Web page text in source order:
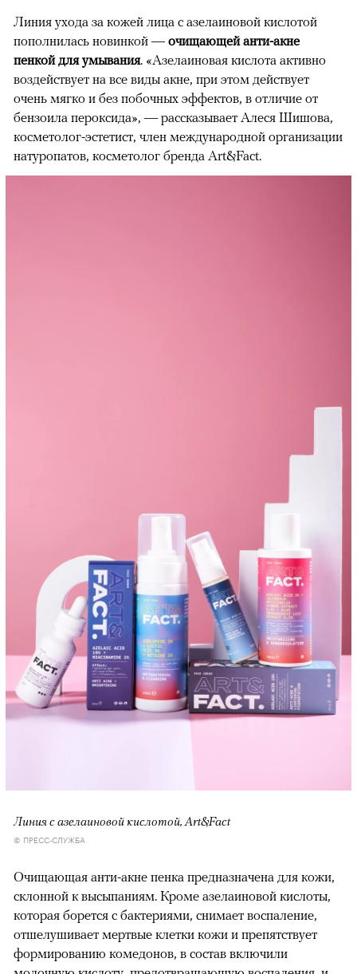
Линия ухода за кожей лица с азелаиновой кислотой
пополнилась новинкой — очищающей анти-акне
пенкой для умывания. «Азелаиновая кислота активно
воздействует на все виды акне, при этом действует
очень мягко и без побочных эффектов, в отличие от
бензоила пероксида», — рассказывает Алеся Шишова,
косметолог-эстетист, член международной организации
натуропатов, косметолог бренда Art&Fact.
Линия с азелаиновой кислотой, Art&Fact
© ПРЕСС-СЛУЖБА
Очищающая анти-акне пенка предназначена для кожи,
склонной к высыпаниям. Кроме азелаиновой кислоты,
которая борется с бактериями, снимает воспаление,
отшелушивает мертвые клетки кожи и препятствует
формированию комедонов, в состав включили